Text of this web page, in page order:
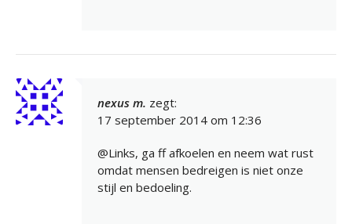
nexus m. zegt:
17 september 2014 om 12:36
@Links, ga ff afkoelen en neem wat rust
omdat mensen bedreigen is niet onze
stijl en bedoeling.